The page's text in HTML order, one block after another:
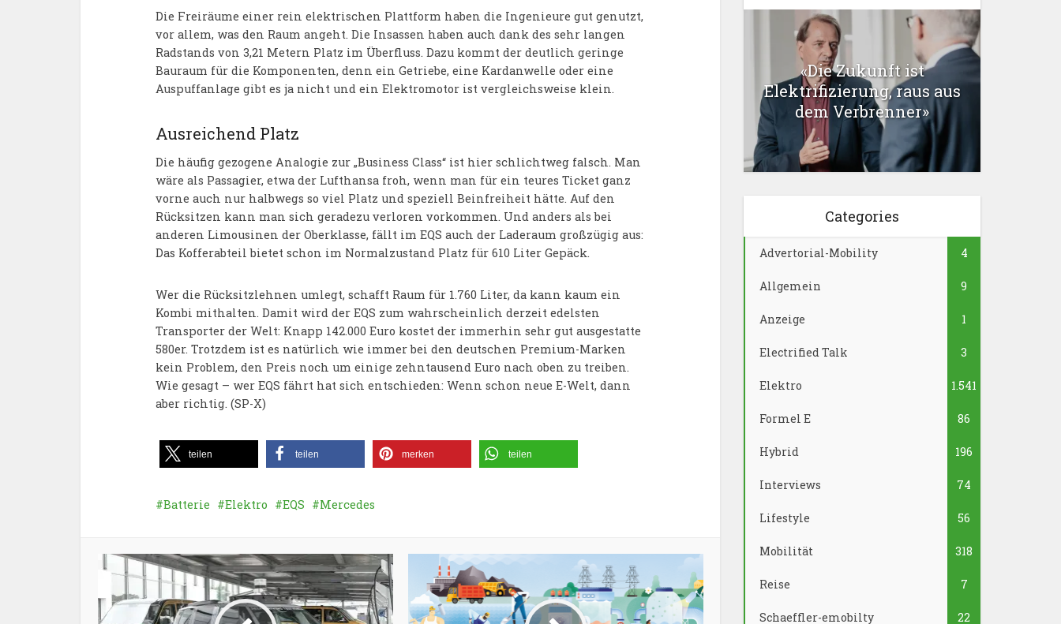
Die Freiräume einer rein elektrischen Plattform haben die Ingenieure gut genutzt,
vor allem, was den Raum angeht. Die Insassen haben auch dank des sehr langen
Radstands von 3,21 Metern Platz im Überfluss. Dazu kommt der deutlich geringe
Bauraum für die Komponenten, denn ein Getriebe, eine Kardanwelle oder eine
Auspuffanlage gibt es ja nicht und ein Elektromotor ist vergleichsweise klein.
Ausreichend Platz
Die häufig gezogene Analogie zur „Business Class“ ist hier schlichtweg falsch. Man
wäre als Passagier, etwa der Lufthansa froh, wenn man für ein teures Ticket ganz
vorne auch nur halbwegs so viel Platz und speziell Beinfreiheit hätte. Auf den
Rücksitzen kann man sich geradezu verloren vorkommen. Und anders als bei
anderen Limousinen der Oberklasse, fällt im EQS auch der Laderaum großzügig aus:
Das Kofferabteil bietet schon im Normalzustand Platz für 610 Liter Gepäck.
Wer die Rücksitzlehnen umlegt, schafft Raum für 1.760 Liter, da kann kaum ein
Kombi mithalten. Damit wird der EQS zum wahrscheinlich derzeit edelsten
Transporter der Welt: Knapp 142.000 Euro kostet der immerhin sehr gut ausgestatte
580er. Trotzdem ist es natürlich wie immer bei den deutschen Premium-Marken
kein Problem, den Preis noch um einige zehntausend Euro nach oben zu treiben.
Wie gesagt – wer EQS fährt hat sich entschieden: Wenn schon neue E-Welt, dann
aber richtig. (SP-X)
teilen teilen merken teilen
Batterie Elektro EQS Mercedes
«Die Zukunft ist
Elektrifizierung, raus aus
dem Verbrenner»
Categories
Advertorial-Mobility 4
Allgemein 9
Anzeige 1
Electrified Talk 3
Elektro 1.541
Formel E 86
Hybrid 196
Interviews 74
Lifestyle 56
Mobilität 318
Reise 7
Schaeffler-emobilty 22